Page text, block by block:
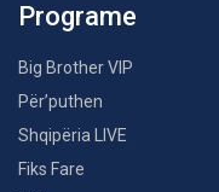
Programe
Big Brother VIP
Për’puthen
Shqipëria LIVE
Fiks Fare